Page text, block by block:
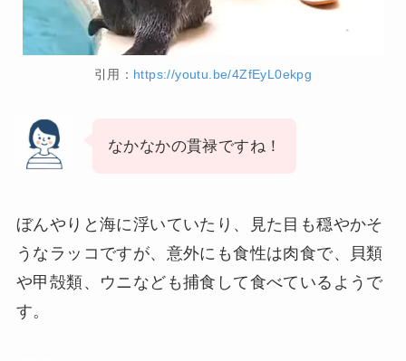
引用： https://youtu.be/4ZfEyL0ekpg
なかなかの貫禄ですね！
ぼんやりと海に浮いていたり、見た目も穏やかそ
うなラッコですが、意外にも食性は肉食で、貝類
や甲殻類、ウニなども捕食して食べているようで
す。